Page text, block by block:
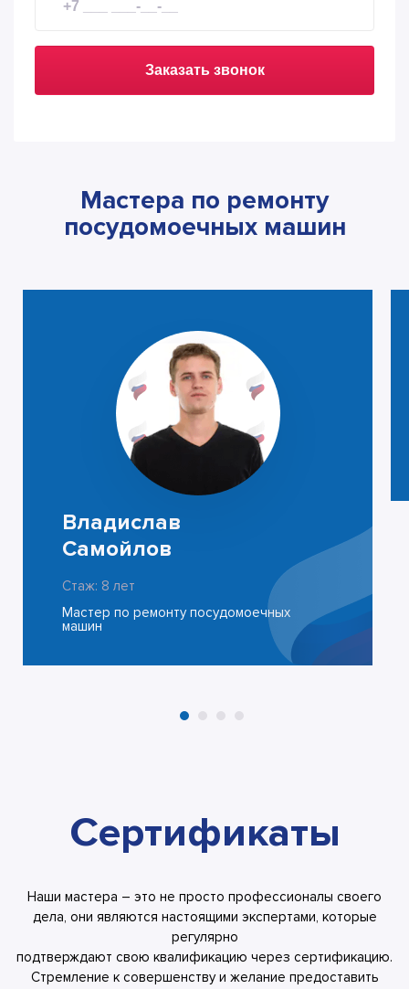
Заказать звонок
Мастера по ремонту
посудомоечных машин
Владислав
Самойлов
Стаж: 8 лет
Мастер по ремонту посудомоечных
машин
Сертификаты
Наши мастера – это не просто профессионалы своего
дела, они являются настоящими экспертами, которые
регулярно
подтверждают свою квалификацию через сертификацию.
Стремление к совершенству и желание предоставить